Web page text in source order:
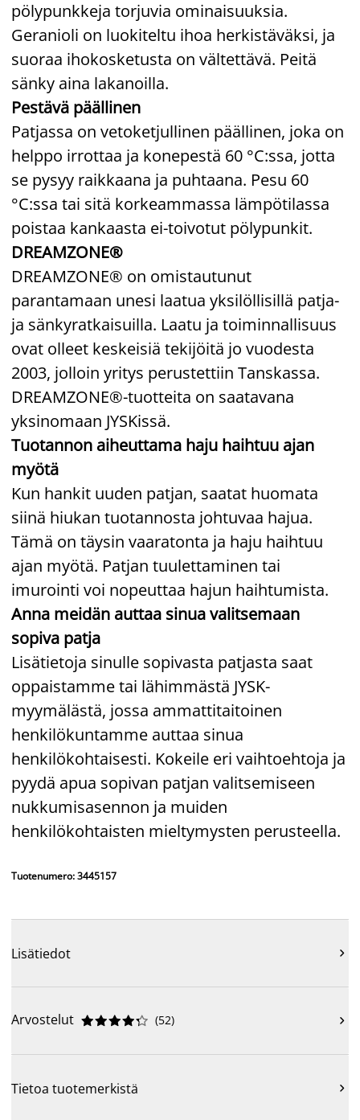
pölypunkkeja torjuvia ominaisuuksia.
Geranioli on luokiteltu ihoa herkistäväksi, ja
suoraa ihokosketusta on vältettävä. Peitä
sänky aina lakanoilla.
Pestävä päällinen
Patjassa on vetoketjullinen päällinen, joka on
helppo irrottaa ja konepestä 60 °C:ssa, jotta
se pysyy raikkaana ja puhtaana. Pesu 60
°C:ssa tai sitä korkeammassa lämpötilassa
poistaa kankaasta ei-toivotut pölypunkit.
DREAMZONE®
DREAMZONE® on omistautunut
parantamaan unesi laatua yksilöllisillä patja-
ja sänkyratkaisuilla. Laatu ja toiminnallisuus
ovat olleet keskeisiä tekijöitä jo vuodesta
2003, jolloin yritys perustettiin Tanskassa.
DREAMZONE®-tuotteita on saatavana
yksinomaan JYSKissä.
Tuotannon aiheuttama haju haihtuu ajan
myötä
Kun hankit uuden patjan, saatat huomata
siinä hiukan tuotannosta johtuvaa hajua.
Tämä on täysin vaaratonta ja haju haihtuu
ajan myötä. Patjan tuulettaminen tai
imurointi voi nopeuttaa hajun haihtumista.
Anna meidän auttaa sinua valitsemaan
sopiva patja
Lisätietoja sinulle sopivasta patjasta saat
oppaistamme tai lähimmästä JYSK-
myymälästä, jossa ammattitaitoinen
henkilökuntamme auttaa sinua
henkilökohtaisesti. Kokeile eri vaihtoehtoja ja
pyydä apua sopivan patjan valitsemiseen
nukkumisasennon ja muiden
henkilökohtaisten mieltymysten perusteella.
Tuotenumero: 3445157
Lisätiedot 
Arvostelut 




 (52) 
Tietoa tuotemerkistä 